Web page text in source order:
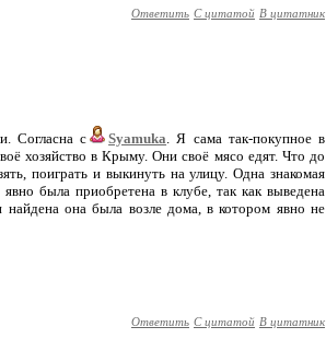
Ответить С цитатой В цитатник
Согласна с Syamuka. Я сама так-покупное в
хозяйство в Крыму. Они своё мясо едят. Что до
поиграть и выкинуть на улицу. Одна знакомая
была приобретена в клубе, так как выведена
найдена она была возле дома, в котором явно не
Ответить С цитатой В цитатник